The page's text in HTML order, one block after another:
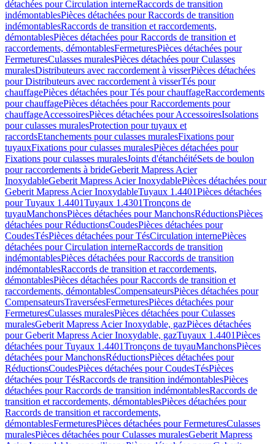
détachées pour Circulation interneRaccords de transition
indémontablesPièces détachées pour Raccords de transition
indémontablesRaccords de transition et raccordements,
démontablesPièces détachées pour Raccords de transition et
raccordements, démontablesFermeturesPièces détachées pour
FermeturesCulasses muralesPièces détachées pour Culasses
muralesDistributeurs avec raccordement à visserPièces détachées
pour Distributeurs avec raccordement à visserTés pour
chauffagePièces détachées pour Tés pour chauffageRaccordements
pour chauffagePièces détachées pour Raccordements pour
chauffageAccessoiresPièces détachées pour AccessoiresIsolations
pour culasses muralesProtection pour tuyaux et
raccordsEtanchements pour culasses muralesFixations pour
tuyauxFixations pour culasses muralesPièces détachées pour
Fixations pour culasses muralesJoints d'étanchéitéSets de boulon
pour raccordements à brideGeberit Mapress Acier
InoxydableGeberit Mapress Acier InoxydablePièces détachées pour
Geberit Mapress Acier InoxydableTuyaux 1.4401Pièces détachées
pour Tuyaux 1.4401Tuyaux 1.4301Tronçons de
tuyauManchonsPièces détachées pour ManchonsRéductionsPièces
détachées pour RéductionsCoudesPièces détachées pour
CoudesTésPièces détachées pour TésCirculation internePièces
détachées pour Circulation interneRaccords de transition
indémontablesPièces détachées pour Raccords de transition
indémontablesRaccords de transition et raccordements,
démontablesPièces détachées pour Raccords de transition et
raccordements, démontablesCompensateursPièces détachées pour
CompensateursTraverséesFermeturesPièces détachées pour
FermeturesCulasses muralesPièces détachées pour Culasses
muralesGeberit Mapress Acier Inoxydable, gazPièces détachées
pour Geberit Mapress Acier Inoxydable, gazTuyaux 1.4401Pièces
détachées pour Tuyaux 1.4401Tronçons de tuyauManchonsPièces
détachées pour ManchonsRéductionsPièces détachées pour
RéductionsCoudesPièces détachées pour CoudesTésPièces
détachées pour TésRaccords de transition indémontablesPièces
détachées pour Raccords de transition indémontablesRaccords de
transition et raccordements, démontablesPièces détachées pour
Raccords de transition et raccordements,
démontablesFermeturesPièces détachées pour FermeturesCulasses
muralesPièces détachées pour Culasses muralesGeberit Mapress